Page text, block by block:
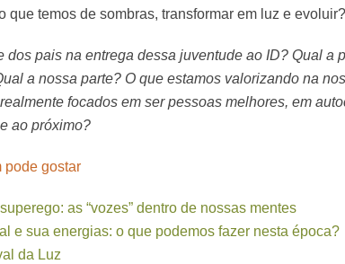
que temos de sombras, transformar em luz e
dos pais na entrega dessa juventude ao ID? Qual a
a nossa parte? O que estamos valorizando na
focados em ser pessoas melhores, em
ao próximo?
pode gostar
as “vozes” dentro de nossas mentes
e sua energias: o que podemos fazer nesta época?
da Luz